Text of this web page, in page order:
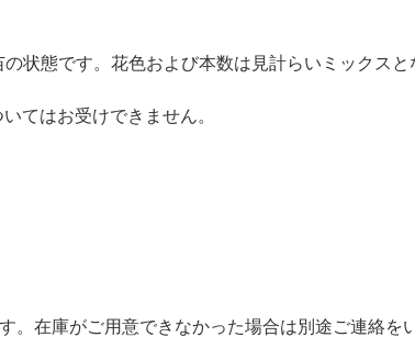
状態です。花色および本数は見計らいミックスと
てはお受けできません。
在庫がご用意できなかった場合は別途ご連絡を